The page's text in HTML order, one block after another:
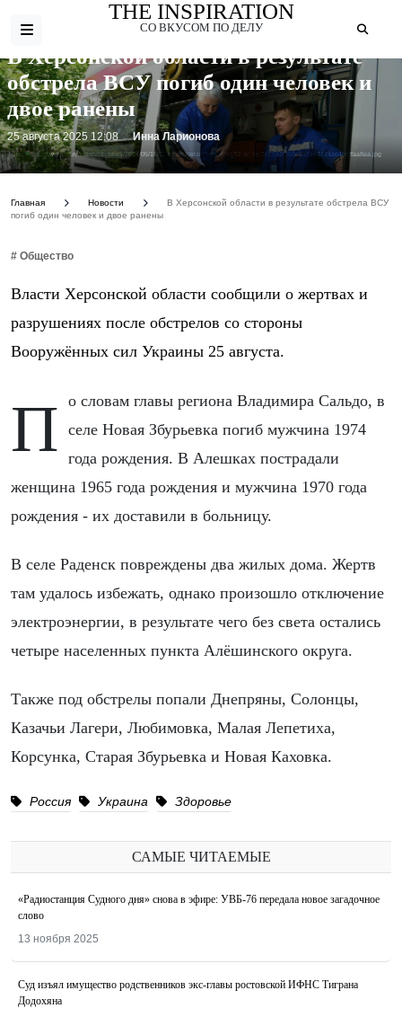
THE INSPIRATION
СО ВКУСОМ ПО ДЕЛУ
Фото: https://www.pnp.ru/upload/entities/2024/05/18/11/article/detailPicture/ab/02/ad/5e/2d70a3f360c8b2dd482aad40dffaa8ea.jpg
В Херсонской области в результате
обстрела ВСУ погиб один человек и
двое ранены
25 августа 2025 12:08 Инна Ларионова
Главная Новости
В Херсонской области в результате обстрела ВСУ
погиб один человек и двое ранены
# Общество
Власти Херсонской области сообщили о жертвах и
разрушениях после обстрелов со стороны
Вооружённых сил Украины 25 августа.
По словам главы региона Владимира Сальдо, в
селе Новая Збурьевка погиб мужчина 1974
года рождения. В Алешках пострадали
женщина 1965 года рождения и мужчина 1970 года
рождения - их доставили в больницу.
В селе Раденск повреждены два жилых дома. Жертв
там удалось избежать, однако произошло отключение
электроэнергии, в результате чего без света остались
четыре населенных пункта Алёшинского округа.
Также под обстрелы попали Днепряны, Солонцы,
Казачьи Лагери, Любимовка, Малая Лепетиха,
Корсунка, Старая Збурьевка и Новая Каховка.
Россия Украина Здоровье
САМЫЕ ЧИТАЕМЫЕ
«Радиостанция Судного дня» снова в эфире: УВБ-76 передала новое загадочное
слово
13 ноября 2025
Суд изъял имущество родственников экс-главы ростовской ИФНС Тиграна
Додохяна